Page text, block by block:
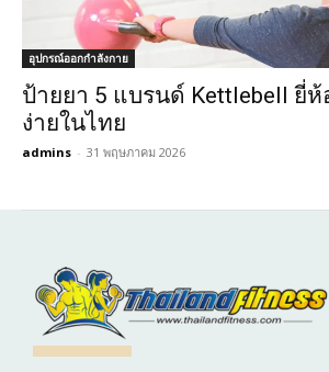
อุปกรณ์ออกกำลังกาย
ป้ายยา 5 แบรนด์ Kettlebell ยี่
ง่ายในไทย
admins - 31 พฤษภาคม 2026